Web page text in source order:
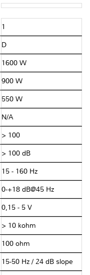
1
D
1600 W
900 W
550 W
N/A
> 100
> 100 dB
15 - 160 Hz
0-+18 dB@45 Hz
0,15 - 5 V
> 10 kohm
100 ohm
15-50 Hz / 24 dB slope